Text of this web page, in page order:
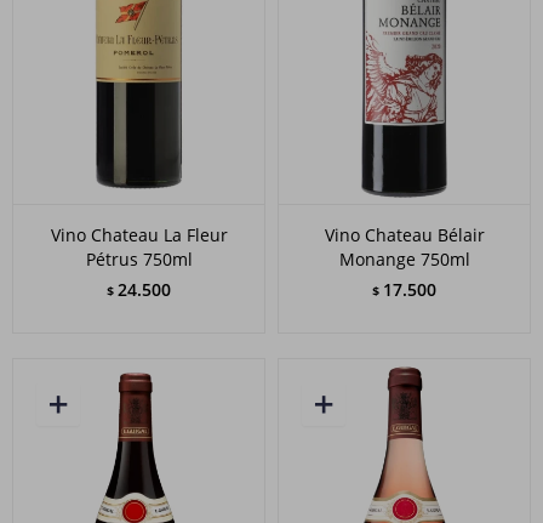
Vino Chateau La Fleur
Pétrus 750ml
$ 24.500
Vino Chateau Bélair
Monange 750ml
$ 17.500